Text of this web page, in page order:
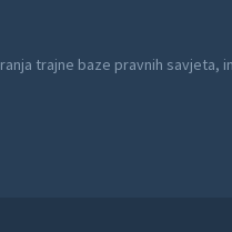
trajne baze pravnih savjeta,